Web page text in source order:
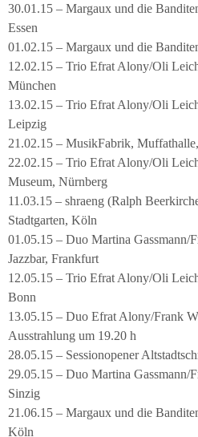
30.01.15 – Margaux und die
Essen
01.02.15 – Margaux und die
12.02.15 – Trio Efrat Alony/Oli
München
13.02.15 – Trio Efrat Alony/Oli
Leipzig
21.02.15 – MusikFabrik,
22.02.15 – Trio Efrat Alony/Oli
Museum, Nürnberg
11.03.15 – shraeng (Ralph
Stadtgarten, Köln
01.05.15 – Duo Martina Gassmann/
Jazzbar, Frankfurt
12.05.15 – Trio Efrat Alony/Oli
Bonn
13.05.15 – Duo Efrat Alony/Frank
Ausstrahlung um 19.20 h
28.05.15 – Sessionopener
29.05.15 – Duo Martina
Sinzig
21.06.15 – Margaux und die
Köln